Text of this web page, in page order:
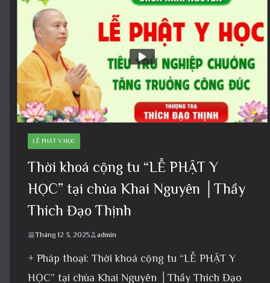
LỄ PHẬT Y HỌC
Thời khoá cộng tu “LỄ PHẬT Y
HỌC” tại chùa Khai Nguyên │Thầy
Thích Đạo Thịnh
Tháng 12 3, 2025 admin
+ Pháp thoại: Thời khoá cộng tu “LỄ PHẬT Y
HỌC” tại chùa Khai Nguyên │Thầy Thích Đạo